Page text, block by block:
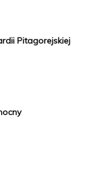
Pitagorejskiej